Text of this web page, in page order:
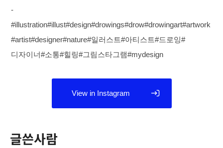
-
#illustration#illust#design#drowings#drow#drowingart#artwork
#artist#designer#nature#일러스트#아티스트#드로잉#
디자이너#소통#힐링#그림스타그램#mydesign
View in Instagram
글쓴사람